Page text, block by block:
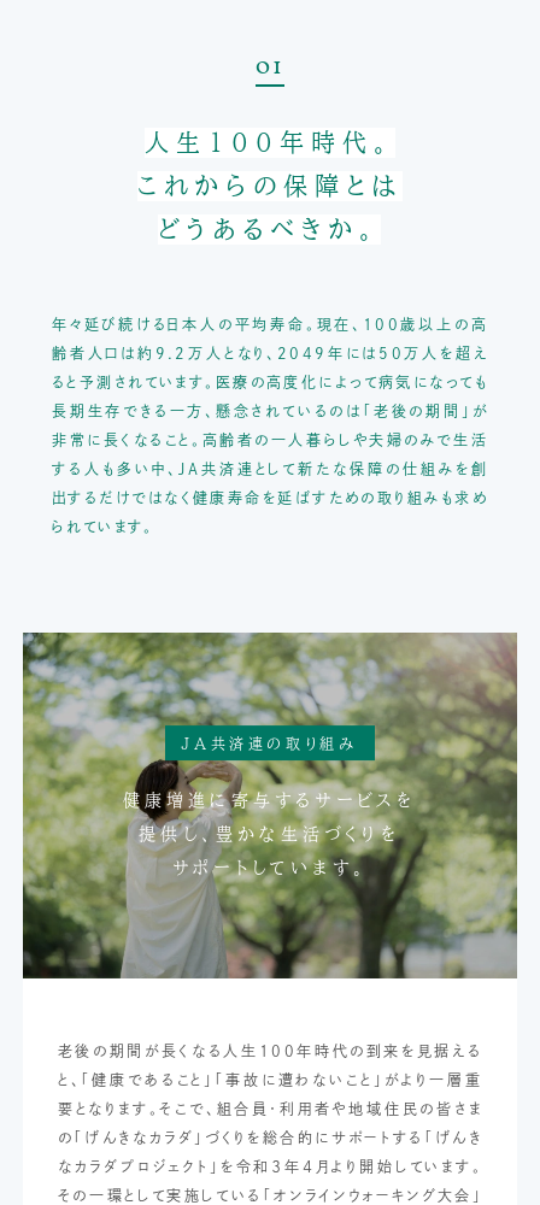
01
人生100年時代。
これからの保障とは
どうあるべきか。
年々延び続ける日本人の平均寿命。 現在、100歳以上の高
齢者人口は約9.2万人となり、2049年には50万人を超え
ると予測されています。 医療の高度化によって病気になっても
長期生存できる一方、懸念されているのは「老後の期間」が
非常に長くなること。 高齢者の一人暮らしや夫婦のみで生活
する人も多い中、JA共済連として新たな保障の仕組みを創
出するだけではなく健康寿命を延ばすための取り組みも求め
られています。
JA共済連の取り組み
健康増進に寄与するサービスを
提供し、 豊かな生活づくりを
サポートしています。
老後の期間が長くなる人生100年時代の到来を見据える
と、「健康であること」「事故に遭わないこと」がより一層重
要となります。そこで、組合員・利用者や地域住民の皆さま
の「げんきなカラダ」づくりを総合的にサポートする「げんき
なカラダプロジェクト」を令和３年４月より開始しています。
その一環として実施している「オンラインウォーキング大会」